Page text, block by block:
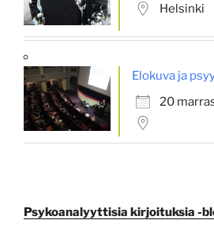
Helsinki
Elokuva ja
20
Psykoanalyyttisia kirjoituksia -